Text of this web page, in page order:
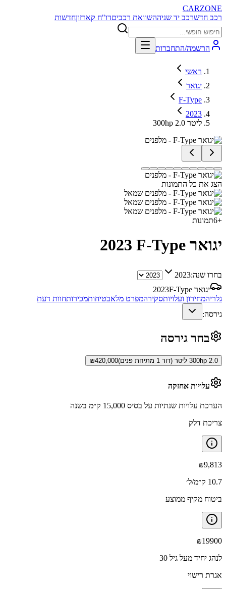
CARZONE
רכב חדשרכב יד שניההשוואת רכביםדו"ח קארזוןחדשות
הרשמה/התחברות
ראשי
יגואר
F-Type
2023
300hp 2.0 ליטר
הצג את כל התמונות
+
6תמונות
יגואר F-Type 2023
בחרו שנה:2023
יגואר F-Type
2023
גלריהמחירון ועלויותסקירהמפרט מלאבטיחותמכירותחוות דעת
גירסה:
בחר גירסה
300hp 2.0 ליטר (דור 1 מתיחת פנים) ₪420,000
עלויות אחזקה
הערכת עלויות שנתיות על בסיס 15,000 ק״מ בשנה
צריכת דלק
₪9,813
10.7 ק״מ/ל׳
ביטוח מקיף ממוצע
₪19900
לנהג יחיד מעל גיל 30
אגרת רישוי